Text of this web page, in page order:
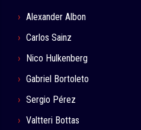
Alexander Albon
Carlos Sainz
Nico Hulkenberg
Gabriel Bortoleto
Sergio Pérez
Valtteri Bottas